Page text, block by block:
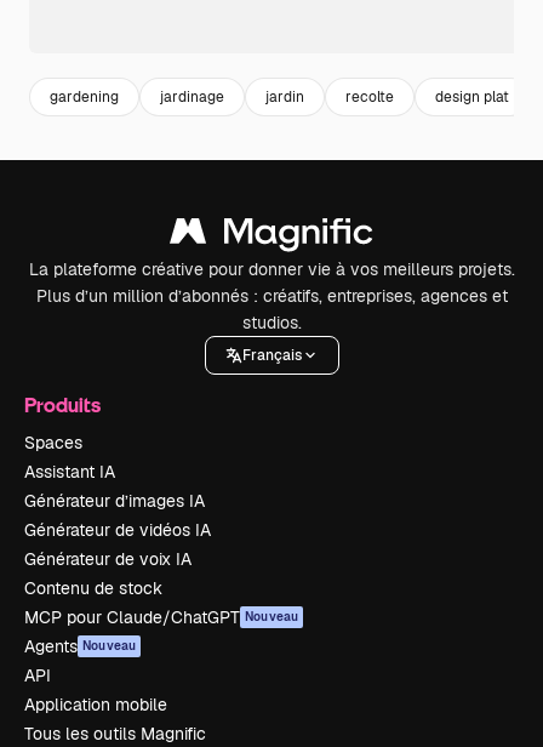
gardening jardinage jardin recolte design plat
La plateforme créative pour donner vie à vos meilleurs projets.
Plus d’un million d’abonnés : créatifs, entreprises, agences et
studios.
Français
Produits
Spaces
Assistant IA
Générateur d’images IA
Générateur de vidéos IA
Générateur de voix IA
Contenu de stock
MCP pour Claude/ChatGPT Nouveau
Agents Nouveau
API
Application mobile
Tous les outils Magnific